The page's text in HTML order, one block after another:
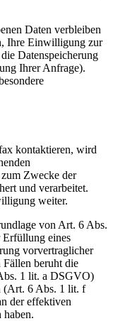
Daten verbleiben
Ihre Einwilligung zur
Datenspeicherung
Ihrer Anfrage).
kontaktieren, wird
Zwecke der
und verarbeitet.
weiter.
von Art. 6 Abs.
eines
vorvertraglicher
beruht die
1 lit. a DSGVO)
(Art. 6 Abs. 1 lit. f
der effektiven
haben.